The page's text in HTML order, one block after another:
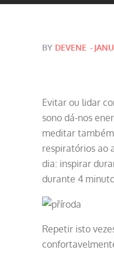
BY DEVENE Posted
Evitar ou lidar
sono dá-nos
meditar
respiratórios ao
dia: inspirar
durante 4
Repetir isto